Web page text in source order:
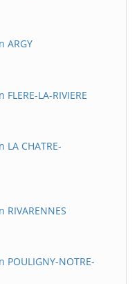
ARGY
LA-RIVIERE
CHATRE-
NOTRE-